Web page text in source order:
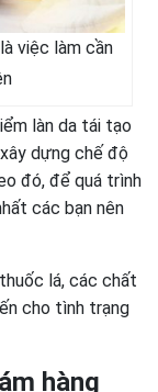
việc làm cần
làn da tái tạo
dựng chế độ
đó, để quá trình
các bạn nên
lá, các chất
cho tình trạng
hàng